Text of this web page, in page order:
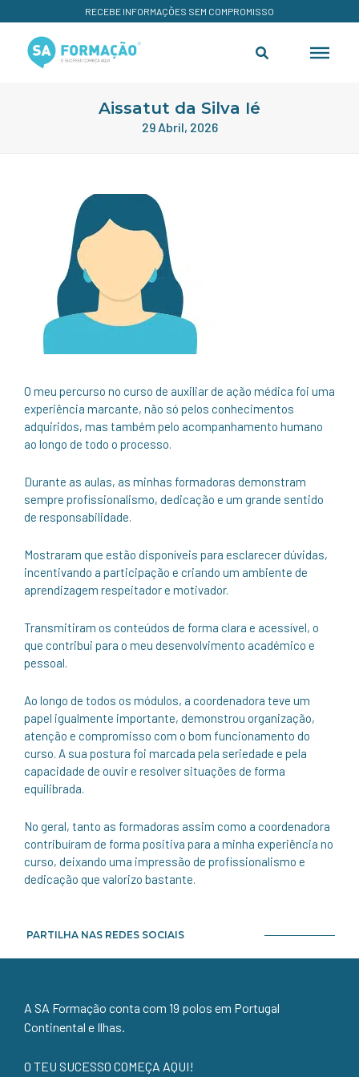
RECEBE INFORMAÇÕES SEM COMPROMISSO
Aissatut da Silva Ié
29 Abril, 2026
O meu percurso no curso de auxiliar de ação médica foi uma
experiência marcante, não só pelos conhecimentos
adquiridos, mas também pelo acompanhamento humano
ao longo de todo o processo.
Durante as aulas, as minhas formadoras demonstram
sempre profissionalismo, dedicação e um grande sentido
de responsabilidade.
Mostraram que estão disponíveis para esclarecer dúvidas,
incentivando a participação e criando um ambiente de
aprendizagem respeitador e motivador.
Transmitiram os conteúdos de forma clara e acessível, o
que contribui para o meu desenvolvimento académico e
pessoal.
Ao longo de todos os módulos, a coordenadora teve um
papel igualmente importante, demonstrou organização,
atenção e compromisso com o bom funcionamento do
curso. A sua postura foi marcada pela seriedade e pela
capacidade de ouvir e resolver situações de forma
equilibrada.
No geral, tanto as formadoras assim como a coordenadora
contribuíram de forma positiva para a minha experiência no
curso, deixando uma impressão de profissionalismo e
dedicação que valorizo bastante.
PARTILHA NAS REDES SOCIAIS
A SA Formação conta com 19 polos em Portugal
Continental e Ilhas.
O TEU SUCESSO COMEÇA AQUI!